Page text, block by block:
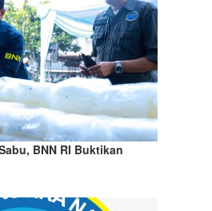
BNN RI Buktikan